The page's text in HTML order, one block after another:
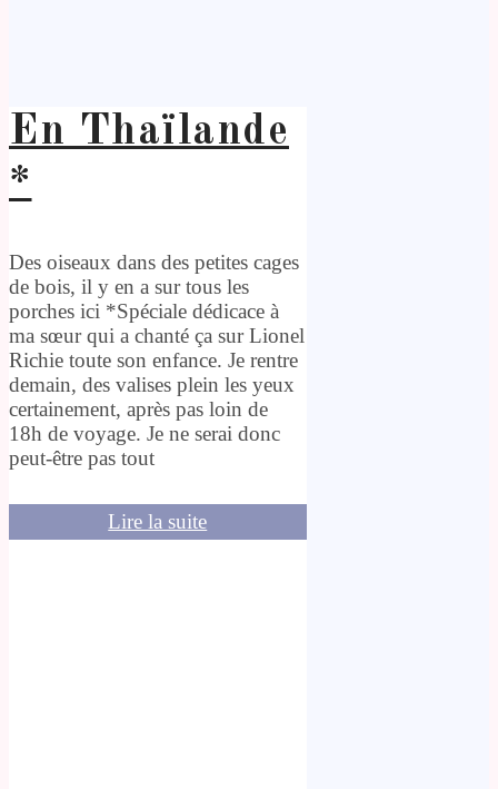
En Thaïlande
*
Des oiseaux dans des petites cages
de bois, il y en a sur tous les
porches ici *Spéciale dédicace à
ma sœur qui a chanté ça sur Lionel
Richie toute son enfance. Je rentre
demain, des valises plein les yeux
certainement, après pas loin de
18h de voyage. Je ne serai donc
peut-être pas tout
Lire la suite